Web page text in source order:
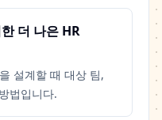
더 나은 HR
설계할 때 대상 팀,
법입니다.